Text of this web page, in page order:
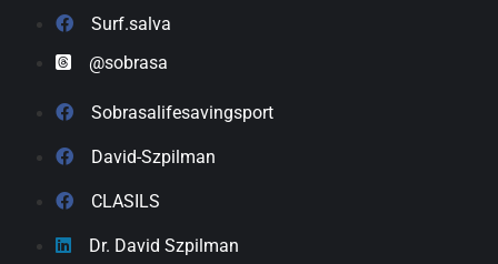
Surf.salva
@sobrasa
Sobrasalifesavingsport
David-Szpilman
CLASILS
Dr. David Szpilman